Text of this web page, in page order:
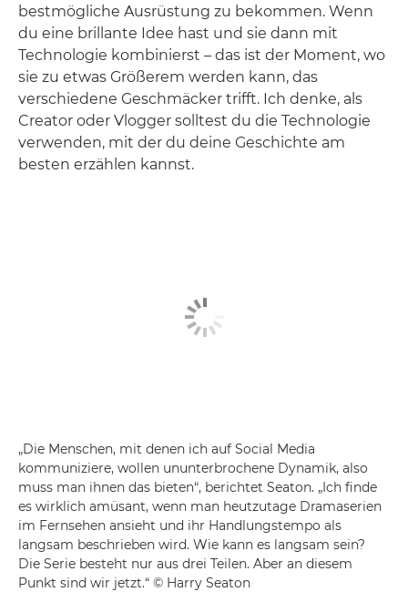
bestmögliche Ausrüstung zu bekommen. Wenn
du eine brillante Idee hast und sie dann mit
Technologie kombinierst – das ist der Moment, wo
sie zu etwas Größerem werden kann, das
verschiedene Geschmäcker trifft. Ich denke, als
Creator oder Vlogger solltest du die Technologie
verwenden, mit der du deine Geschichte am
besten erzählen kannst.
„Die Menschen, mit denen ich auf Social Media
kommuniziere, wollen ununterbrochene Dynamik, also
muss man ihnen das bieten“, berichtet Seaton. „Ich finde
es wirklich amüsant, wenn man heutzutage Dramaserien
im Fernsehen ansieht und ihr Handlungstempo als
langsam beschrieben wird. Wie kann es langsam sein?
Die Serie besteht nur aus drei Teilen. Aber an diesem
Punkt sind wir jetzt.“ © Harry Seaton